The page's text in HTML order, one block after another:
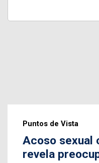
Puntos de Vista
Acoso sexual
revela